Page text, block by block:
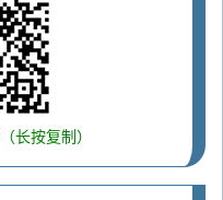
长按复制）